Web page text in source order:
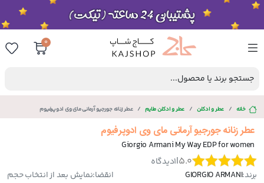
0
جستجو برند یا محصول...
خانه عطر و ادکلن عطر و ادکلن ملایم عطر زنانه جورجیو آرمانی مای وی ادوپرفیوم
عطر زنانه جورجیو آرمانی مای وی ادوپرفیوم
Giorgio Armani My Way EDP for women
5.0
|
1دیدگاه
برند:GIORGIO ARMANI انقضا:نمایش بعد از انتخاب حجم